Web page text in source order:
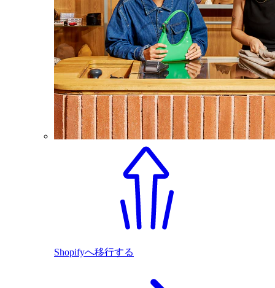
Shopifyへ移行する